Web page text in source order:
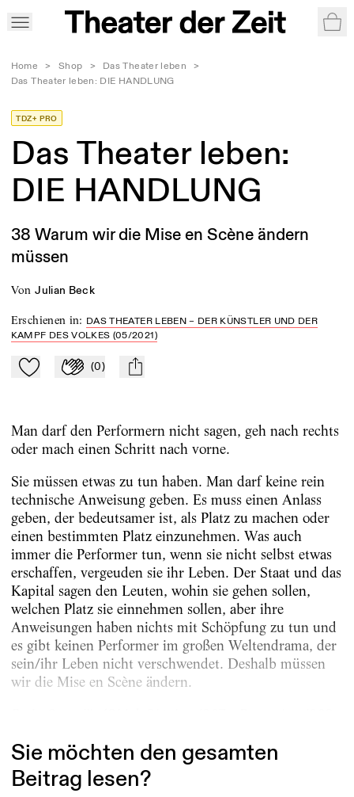
Home > Shop > Das Theater leben
>
Das Theater leben: DIE HANDLUNG
TDZ+ PRO
Das Theater leben:
DIE HANDLUNG
38 Warum wir die Mise en Scène ändern
müssen
von Julian Beck
Erschienen in: DAS THEATER LEBEN – DER KÜNSTLER UND DER
KAMPF DES VOLKES (05/2021)
Zu Mein-TdZ hinzufügen
Applaudieren
(0) mail
Man darf den Performern nicht sagen, geh nach rechts
oder mach einen Schritt nach vorne.
Sie müssen etwas zu tun haben. Man darf keine rein
technische Anweisung geben. Es muss einen Anlass
geben, der bedeutsamer ist, als Platz zu machen oder
einen bestimmten Platz einzunehmen. Was auch
immer die Performer tun, wenn sie nicht selbst etwas
erschaffen, vergeuden sie ihr Leben. Der Staat und das
Kapital sagen den Leuten, wohin sie gehen sollen,
welchen Platz sie einnehmen sollen, aber ihre
Anweisungen haben nichts mit Schöpfung zu tun und
es gibt keinen Performer im großen Weltendrama, der
sein/ihr Leben nicht verschwendet. Deshalb müssen
wir die Mise en Scène ändern.
Sie möchten den gesamten
Beitrag lesen?